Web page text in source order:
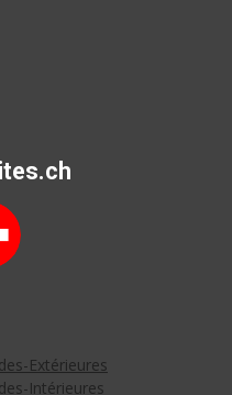
Extérieures
Intérieures